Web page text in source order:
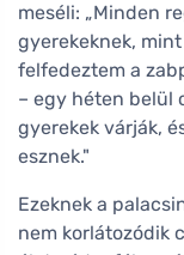
meséli: „Minden
gyerekeknek,
felfedeztem a
– egy héten belül
gyerekek várják,
esznek."
Ezeknek a
nem korlátozódik